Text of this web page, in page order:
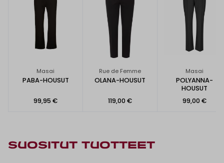
Masai
PABA-HOUSUT
99,95 €
Rue de Femme
OLANA-HOUSUT
119,00 €
Masai
POLYANNA-
HOUSUT
99,00 €
SUOSITUT TUOTTEET